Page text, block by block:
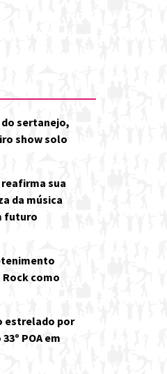
sertanejo,
show solo
sua
da música
futuro
como
estrelado por
POA em